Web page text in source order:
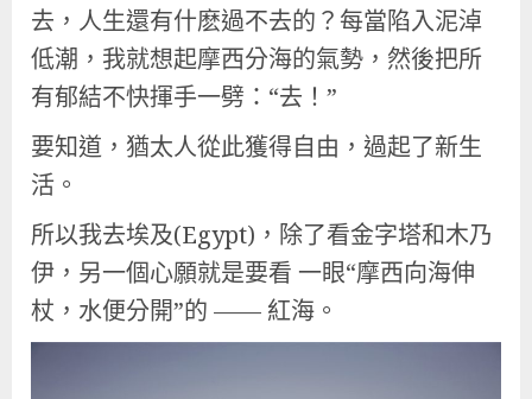
去，人生還有什麽過不去的？每當陷入泥淖
低潮，我就想起摩西分海的氣勢，然後把所
有郁結不快揮手一劈：“去！”
要知道，猶太人從此獲得自由，過起了新生
活。
所以我去埃及(Egypt)，除了看金字塔和木乃
伊，另一個心願就是要看 一眼“摩西向海伸
杖，水便分開”的 —— 紅海。